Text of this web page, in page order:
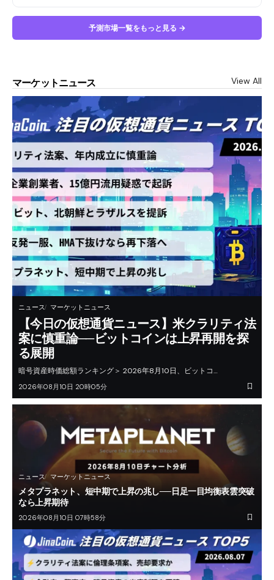
予測市場一覧をもっと見る →
マーケットニュース View All
ニュース マーケットニュース
【今日の仮想通貨ニュース】米クラリティ法
案に慎重論──ビットコインは上昇再開を探
る展開
暗号資産時価総額ランキング＞ 2026年8月10日、ビットコ…
2026年08月10日 20時05分
ニュース マーケットニュース
メタプラネット、短中期で上昇の兆し──日足一目均衡表雲突破
なら上昇期待
2026年08月10日 07時58分